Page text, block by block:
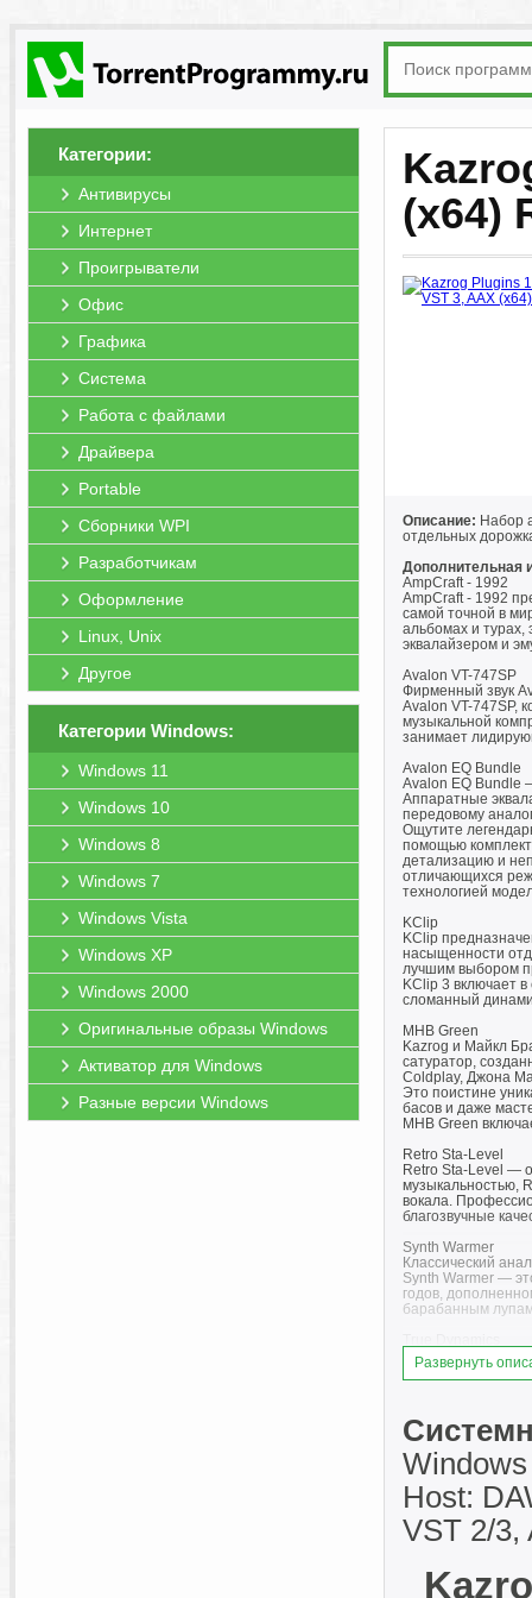
Категории:
Антивирусы
Интернет
Проигрыватели
Офис
Графика
Система
Работа с файлами
Драйвера
Portable
Сборники WPI
Разработчикам
Оформление
Linux, Unix
Другое
Категории Windows:
Windows 11
Windows 10
Windows 8
Windows 7
Windows Vista
Windows XP
Windows 2000
Оригинальные образы Windows
Активатор для Windows
Разные версии Windows
(x64)
Описание: Набор
отдельных
Дополнительная
AmpCraft - 1992
AmpCraft - 1992
самой точной в
альбомах и турах,
эквалайзером и
Avalon VT-747SP
Фирменный звук
Avalon VT-747SP,
музыкальной
занимает
Avalon EQ Bundle
Avalon EQ Bundle
Аппаратные
передовому
Ощутите
помощью
детализацию и
отличающихся
технологией
KClip
KClip
насыщенности
лучшим выбором
KClip 3 включает
сломанный
MHB Green
Kazrog и Майкл
сатуратор,
Coldplay, Джона
Это поистине
басов и даже
MHB Green
Retro Sta-Level
Retro Sta-Level —
музыкальностью,
вокала.
благозвучные
Synth Warmer
Классический
Synth Warmer —
годов,
барабанным лупам
Три редких
True Dynamics
Технология
знаменитый
True 252
True 252 — это
которая
Версии плагинов:
AmpCraft - 1992 -
Avalon EQ Bundle
KClip - v3.6.5
Развернуть
Host:
VST 2/3,